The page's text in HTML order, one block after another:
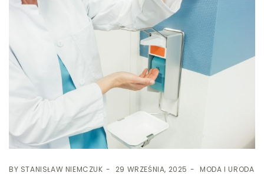
BY STANISŁAW NIEMCZUK 29 WRZEŚNIA, 2025
MODA I URODA